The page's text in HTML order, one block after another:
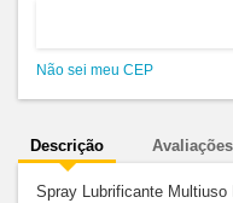
Não sei meu CEP
Descrição Avaliações
Spray Lubrificante Multiuso